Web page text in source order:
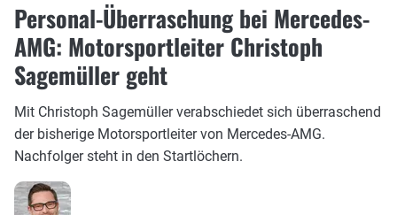
Personal-Überraschung bei Mercedes-
AMG: Motorsportleiter Christoph
Sagemüller geht
Mit Christoph Sagemüller verabschiedet sich überraschend
der bisherige Motorsportleiter von Mercedes-AMG.
Nachfolger steht in den Startlöchern.